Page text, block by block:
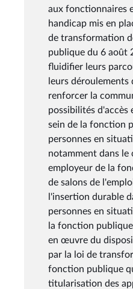
aux fonctionnaires
handicap mis en
de transformation
publique du 6 août
fluidifier leurs
leurs déroulements
renforcer la
possibilités d'accès
sein de la fonction
personnes en
notamment dans le
employeur de la
de salons de
l'insertion durable
personnes en
la fonction
en œuvre du
par la loi de
fonction publique
titularisation des